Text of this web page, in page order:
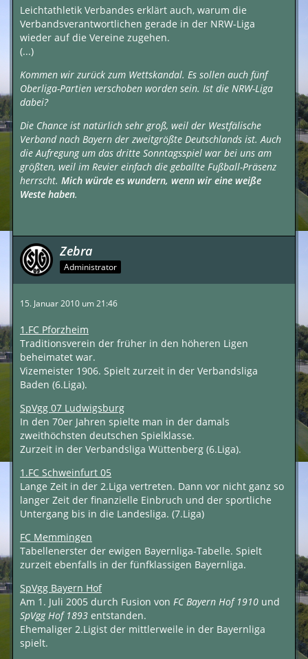
Leichtathletik Verbandes erklärt auch, warum die
Verbandsverantwortlichen gerade in der NRW-Liga
wieder auf die Vereine zugehen.
(...)
Kommen wir zurück zum Wettskandal. Es sollen auch fünf
Oberliga-Partien verschoben worden sein. Ist die NRW-Liga
dabei?
Die Chance ist natürlich sehr groß, weil der Westfälische
Verband nach Bayern der zweitgrößte Deutschlands ist. Auch
die Aufregung um das dritte Sonntagsspiel war bei uns am
größten, weil im Revier einfach die geballte Fußball-Präsenz
herrscht. Mich würde es wundern, wenn wir eine weiße
Weste haben.
Zebra
Administrator
15. Januar 2010 um 21:46
1.FC Pforzheim
Traditionsverein der früher in den höheren Ligen
beheimatet war.
Vizemeister 1906. Spielt zurzeit in der Verbandsliga
Baden (6.Liga).
SpVgg 07 Ludwigsburg
In den 70er Jahren spielte man in der damals
zweithöchsten deutschen Spielklasse.
Zurzeit in der Verbandsliga Wüttenberg (6.Liga).
1.FC Schweinfurt 05
Lange Zeit in der 2.Liga vertreten. Dann vor nicht ganz so
langer Zeit der finanzielle Einbruch und der sportliche
Untergang bis in die Landesliga. (7.Liga)
FC Memmingen
Tabellenerster der ewigen Bayernliga-Tabelle. Spielt
zurzeit ebenfalls in der fünfklassigen Bayernliga.
SpVgg Bayern Hof
Am 1. Juli 2005 durch Fusion von FC Bayern Hof 1910 und
SpVgg Hof 1893 entstanden.
Ehemaliger 2.Ligist der mittlerweile in der Bayernliga
spielt.